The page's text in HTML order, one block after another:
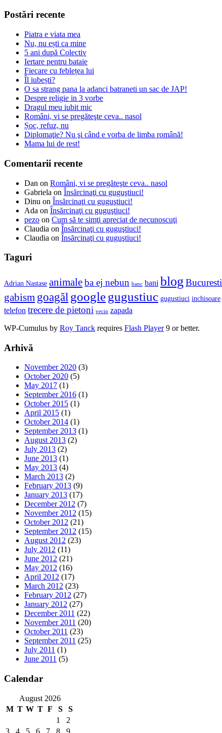
Postări recente
Piatra e viata mea
Nu, nu ești ca mine
5 ani după Colectiv
Iertare pentru bataie
Fiecare cu feblețea lui
Îl iubești?
O sa strang pana la adanci batraneti un sac de JAP!
Despre religie in 3 vorbe
Dragul meu iubit mic
Români, vi se pregăteşte ceva.. nasol
Șoc, refuz, nu
Diplomaţie? Nu şi când e vorba de limba română!
Mama lui de rest!
Comentarii recente
Dan on Români, vi se pregăteşte ceva.. nasol
Gabriela on Însărcinaţi cu guguştiuci!
Dinu on Însărcinaţi cu guguştiuci!
Ada on Însărcinaţi cu guguştiuci!
pezo on Cum să te simţi apreciat de necunoscuţi
Claudia on Însărcinaţi cu guguştiuci!
Claudia on Însărcinaţi cu guguştiuci!
Taguri
Adrian Nastase animaleba ej nebun banc bani blog Bucuresti
gabism goagăl googlegugustiuc gugustiuci inchisoare
telefon trecere de pietoni vecin zapada
WP-Cumulus by Roy Tanck requires Flash Player9 or better.
Arhivă
November 2020 (3)
October 2020 (5)
May 2017 (1)
September 2016 (1)
October 2015 (1)
April 2015 (1)
October 2014 (1)
September 2013 (1)
August 2013 (2)
July 2013 (2)
June 2013 (1)
May 2013 (4)
March 2013 (2)
February 2013 (9)
January 2013 (17)
December 2012 (7)
November 2012 (15)
October 2012 (21)
September 2012 (15)
August 2012 (23)
July 2012 (11)
June 2012 (21)
May 2012 (16)
April 2012 (17)
March 2012 (23)
February 2012 (27)
January 2012 (27)
December 2011 (22)
November 2011 (20)
October 2011 (23)
September 2011 (25)
July 2011 (1)
June 2011 (5)
Calendar
August 2026
M T W T F S
S
1
2
3
4 5 6 7 8 9